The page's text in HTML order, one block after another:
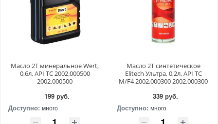
Масло 2T минеральное Wert,
0,6л, API TC 2002.000500
2002.000500
199 руб.
Доступно: много
Масло 2Т синтетическое
Elitech Ультра, 0,2л, API TC
M/F4 2002.000300 2002.000300
339 руб.
Доступно: много